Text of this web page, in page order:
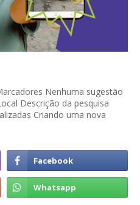
Nenhuma sugestão
Descrição da pesquisa
Criando uma nova